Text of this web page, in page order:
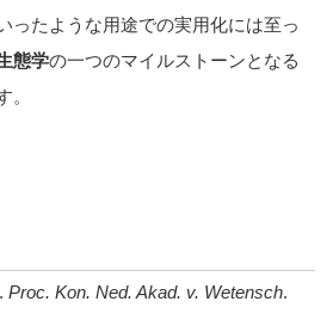
ったような用途での実用化には至っ
態学の一つのマイルストーンとなる
。
Proc. Kon. Ned. Akad. v. Wetensch.